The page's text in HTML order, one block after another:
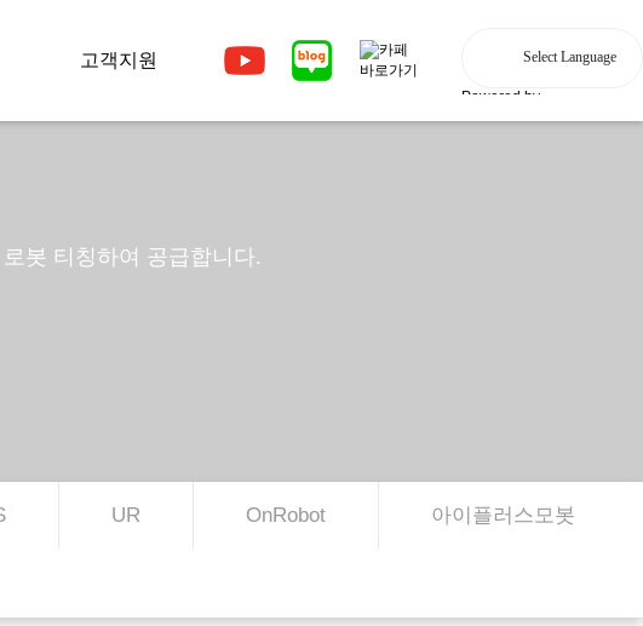
고객지원
Powered by
봇 티칭하여 공급합니다.
UR OnRobot 아이플러스모봇